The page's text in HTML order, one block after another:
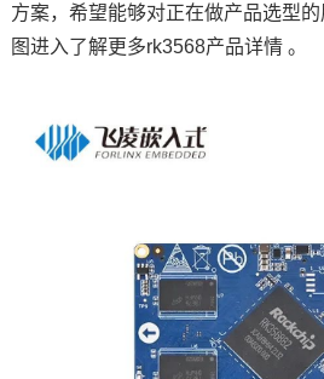
方案，希望能够对正在做产品选型
图进入了解更多rk3568产品详情 。